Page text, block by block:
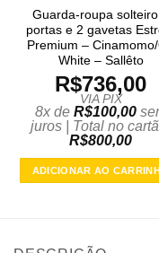
Guarda-roupa
portas e 2 gavetas
Premium –
White – Sallêto
R$736,00
VIA PIX
8x de R$100,00
juros | Total no
R$800,00
ADICIONAR AO